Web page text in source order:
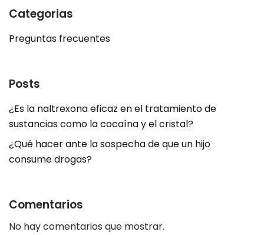
Categorias
Preguntas frecuentes
Posts
¿Es la naltrexona eficaz en el tratamiento de
sustancias como la cocaína y el cristal?
¿Qué hacer ante la sospecha de que un hijo
consume drogas?
Comentarios
No hay comentarios que mostrar.